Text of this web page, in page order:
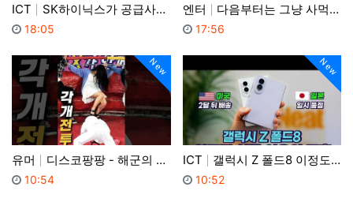
ICT SK하이닉스가 공급사를 바꿨다.. 불산 국산화로 달라진…
등록일
18:05
엔터 다음부터는 그냥 사먹겠습니다
등록일
17:56
New
유머 디스코팡팡 - 해군의 각개전투
등록일
10:54
New
ICT 갤럭시 Z 폴드8 이정도 성적은 처음이다. 압도적 초반…
등록일
10:52